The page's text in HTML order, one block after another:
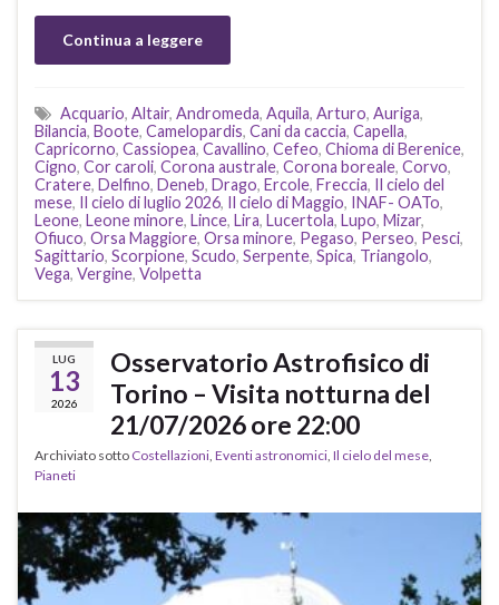
Continua a leggere
Acquario, Altair, Andromeda, Aquila, Arturo, Auriga,
Bilancia, Boote, Camelopardis, Cani da caccia, Capella,
Capricorno, Cassiopea, Cavallino, Cefeo, Chioma di Berenice,
Cigno, Cor caroli, Corona australe, Corona boreale, Corvo,
Cratere, Delfino, Deneb, Drago, Ercole, Freccia, Il cielo del
mese, Il cielo di luglio 2026, Il cielo di Maggio, INAF- OATo,
Leone, Leone minore, Lince, Lira, Lucertola, Lupo, Mizar,
Ofiuco, Orsa Maggiore, Orsa minore, Pegaso, Perseo, Pesci,
Sagittario, Scorpione, Scudo, Serpente, Spica, Triangolo,
Vega, Vergine, Volpetta
LUG
13
2026
Osservatorio Astrofisico di
Torino – Visita notturna del
21/07/2026 ore 22:00
Archiviato sotto Costellazioni Eventi astronomici Il cielo del mese
Pianeti